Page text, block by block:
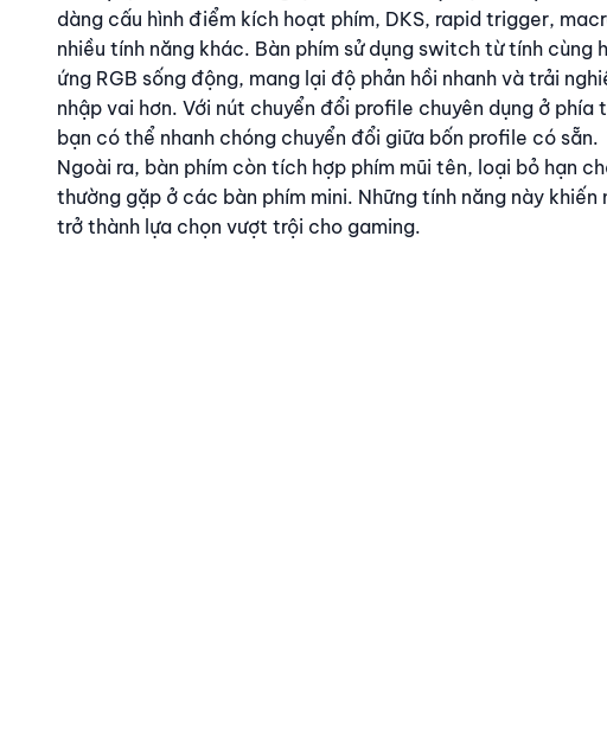
dàng cấu hình điểm kích hoạt phím, DKS, rapid trigger,
nhiều tính năng khác. Bàn phím sử dụng switch từ tính cùng
ứng RGB sống động, mang lại độ phản hồi nhanh và trải
nhập vai hơn. Với nút chuyển đổi profile chuyên dụng ở phía
bạn có thể nhanh chóng chuyển đổi giữa bốn profile có sẵn.
Ngoài ra, bàn phím còn tích hợp phím mũi tên, loại bỏ hạn
thường gặp ở các bàn phím mini. Những tính năng này khiến
trở thành lựa chọn vượt trội cho gaming.